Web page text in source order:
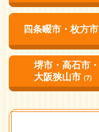
四条畷市・枚方市
堺市・高石市・
大阪狭山市 (7)